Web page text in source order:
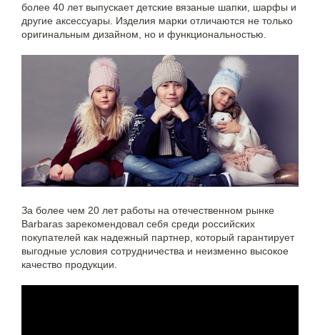
более 40 лет выпускает детские вязаные шапки, шарфы и
другие аксессуары. Изделия марки отличаются не только
оригинальным дизайном, но и функциональностью.
За более чем 20 лет работы на отечественном рынке
Barbaras зарекомендовал себя среди российских
покупателей как надежный партнер, который гарантирует
выгодные условия сотрудничества и неизменно высокое
качество продукции.